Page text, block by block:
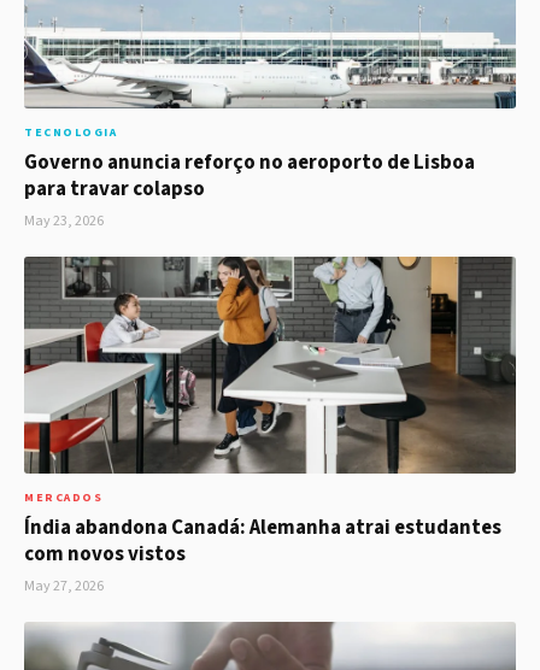
TECNOLOGIA
Governo anuncia reforço no aeroporto de Lisboa
para travar colapso
May 23, 2026
MERCADOS
Índia abandona Canadá: Alemanha atrai estudantes
com novos vistos
May 27, 2026